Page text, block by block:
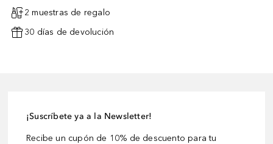
2 muestras de regalo
30 días de devolución
¡Suscríbete ya a la Newsletter!
Recibe un cupón de 10% de descuento para tu